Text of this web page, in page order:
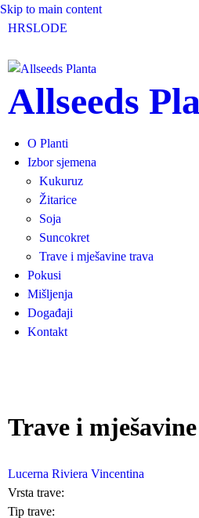
Skip to main content
HRSLODE
Allseeds
O Planti
Izbor sjemena
Kukuruz
Žitarice
Soja
Suncokret
Trave i mješavine trava
Pokusi
Mišljenja
Događaji
Kontakt
Trave i
Lucerna Riviera Vincentina
Vrsta trave:
Tip trave: